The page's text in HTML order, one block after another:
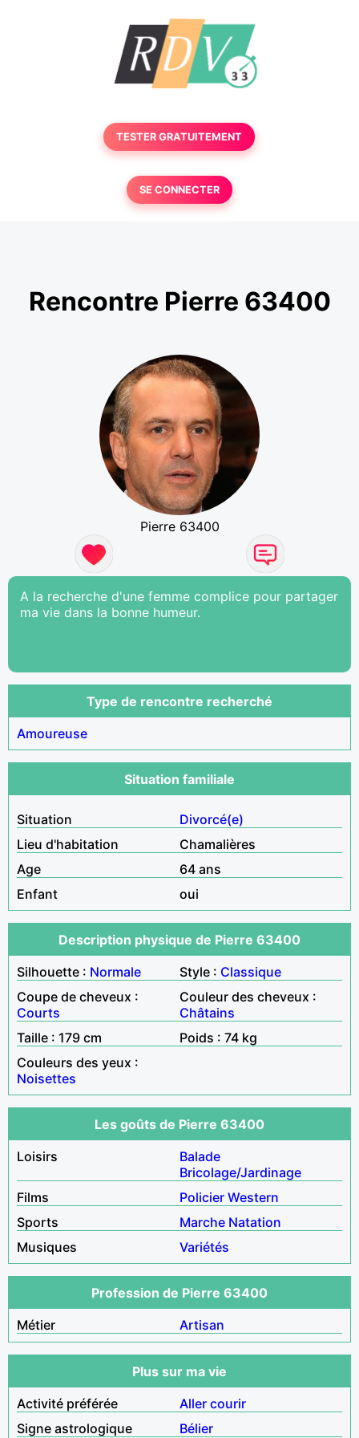
TESTER GRATUITEMENT
SE CONNECTER
Rencontre Pierre 63400
Pierre 63400
A la recherche d'une femme complice pour partager
ma vie dans la bonne humeur.
Type de rencontre recherché
Amoureuse
Situation familiale
Situation
Divorcé(e)
Lieu d'habitation
Chamalières
Age
64 ans
Enfant
oui
Description physique de Pierre 63400
Silhouette : Normale Style : Classique
Coupe de cheveux :
Courts
Couleur des cheveux :
Châtains
Taille : 179 cm
Poids : 74 kg
Couleurs des yeux :
Noisettes
Les goûts de Pierre 63400
Loisirs
Balade
Bricolage/Jardinage
Films
Policier Western
Sports
Marche Natation
Musiques
Variétés
Profession de Pierre 63400
Métier
Artisan
Plus sur ma vie
Activité préférée
Aller courir
Signe astrologique
Bélier